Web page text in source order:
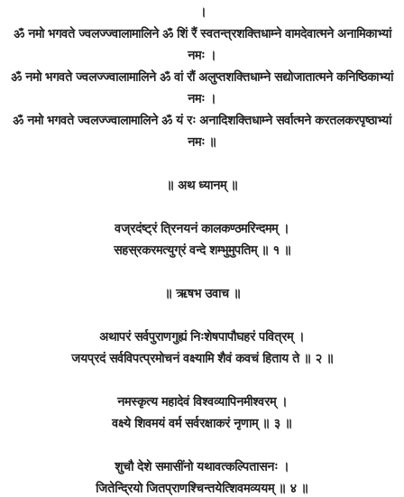
।
ॐ नमो भगवते ज्वलज्ज्वालामालिने ॐ शिं रैं स्वतन्त्रशक्तिधाम्ने वामदेवात्मने अनामिकाभ्यां
नमः ।
ॐ नमो भगवते ज्वलज्ज्वालामालिने ॐ वां रौं अलुप्तशक्तिधाम्ने सद्योजातात्मने कनिष्ठिकाभ्यां
नमः ।
ॐ नमो भगवते ज्वलज्ज्वालामालिने ॐ यं रः अनादिशक्तिधाम्ने सर्वात्मने करतलकरपृष्ठाभ्यां
नमः ॥
॥ अथ ध्यानम् ॥
वज्रदंष्ट्रं त्रिनयनं कालकण्ठमरिन्दमम् ।
सहस्रकरमत्युग्रं वन्दे शम्भुमुपतिम् ॥ १ ॥
॥ ऋषभ उवाच ॥
अथापरं सर्वपुराणगुह्यं निःशेषपापौघहरं पवित्रम् ।
जयप्रदं सर्वविपत्प्रमोचनं वक्ष्यामि शैवं कवचं हिताय ते ॥ २ ॥
नमस्कृत्य महादेवं विश्वव्यापिनमीश्वरम् ।
वक्ष्ये शिवमयं वर्म सर्वरक्षाकरं नृणाम् ॥ ३ ॥
शुचौ देशे समासींनो यथावत्कल्पितासनः ।
जितेन्द्रियो जितप्राणश्चिन्तयेत्शिवमव्ययम् ॥ ४ ॥